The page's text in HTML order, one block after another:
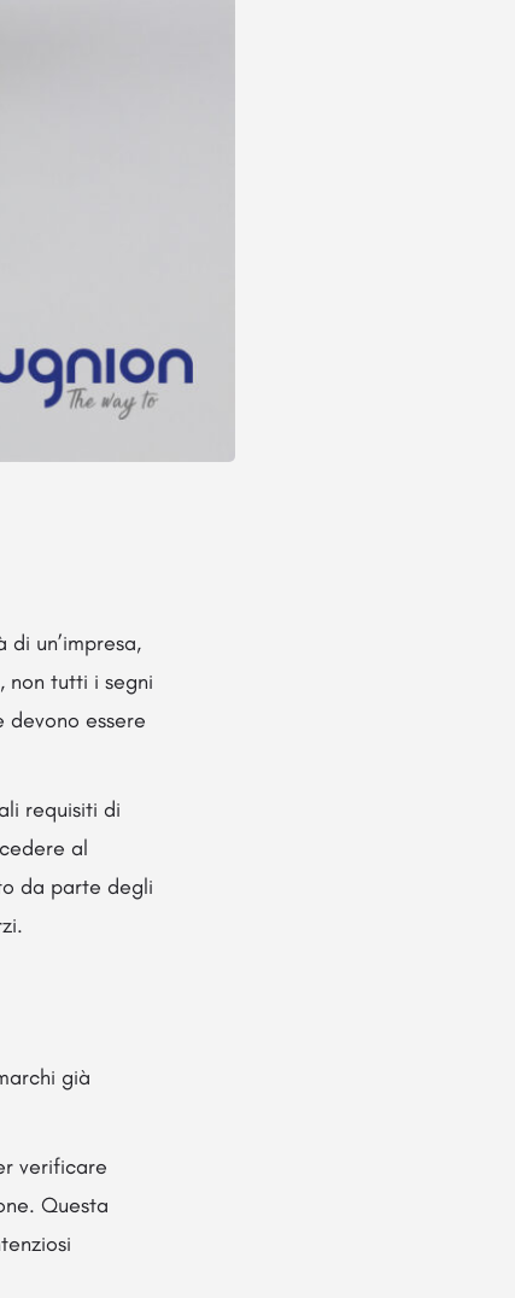
un’impresa,
non tutti i segni
essere
requisiti di
al
da parte degli
già
verificare
Questa